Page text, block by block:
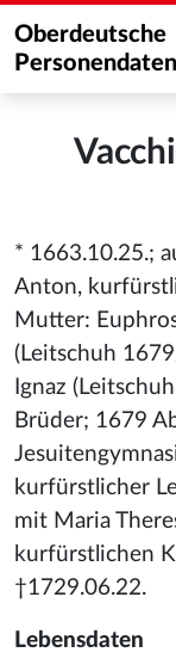
Oberdeutsche
* 1663.10.25.;
Anton,
Mutter:
(Leitschuh
Ignaz
Brüder; 1679
kurfürstlicher
mit Maria
kurfürstlichen
†1729.06.22.
Lebensdaten